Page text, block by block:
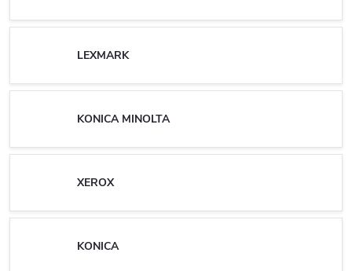
LEXMARK
KONICA MINOLTA
XEROX
KONICA